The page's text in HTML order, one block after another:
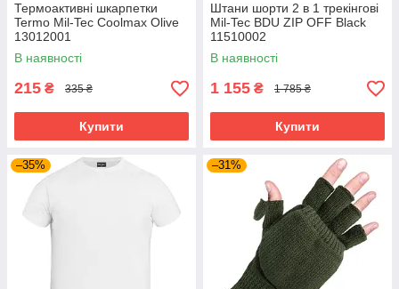
Термоактивні шкарпетки
Termo Mil-Tec Coolmax Olive
13012001
В наявності
215 ₴ 335 ₴
Купити
Штани шорти 2 в 1 трекінгові
Mil-Tec BDU ZIP OFF Black
11510002
В наявності
1 155 ₴ 1 785 ₴
Купити
–35% –31%